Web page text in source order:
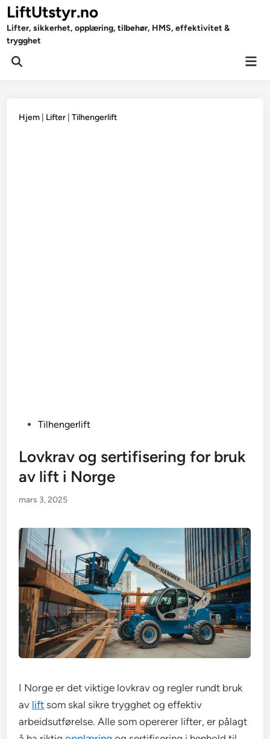
Skip
to
content
LiftUtstyr.no
Lifter, sikkerhet, opplæring, tilbehør, HMS, effektivitet &
trygghet
Open
Hjem Lifter |Tilhengerlift
PostedTilhengerlift
Lovkrav og sertifisering for bruk
av lift i Norge
mars 3, 2025
I Norge er det viktige lovkrav og regler rundt bruk
av lift som skal sikre trygghet og effektiv
arbeidsutførelse. Alle som opererer lifter, er pålagt